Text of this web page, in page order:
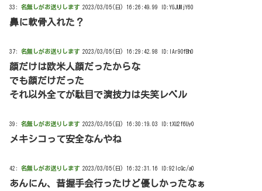
33: 名無しがお送りします 2023/03/05(日) 16:26:49.99 ID:YGJUMjY60
鼻に軟骨入れた？
37: 名無しがお送りします 2023/03/05(日) 16:29:42.98 ID:lAr9OfBh0
顔だけは欧米人顔だったからな
でも顔だけだった
それ以外全てが駄目で演技力は失笑レベル
39: 名無しがお送りします 2023/03/05(日) 16:30:19.03 ID:tXU2f6Uy0
メキシコって安全なんやね
42: 名無しがお送りします 2023/03/05(日) 16:32:31.16 ID:92IcQc/a0
あんにん、昔握手会行ったけど優しかったなぁ